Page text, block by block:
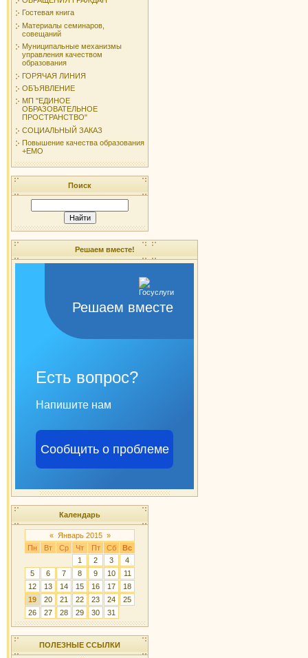
Гостевая книга
Материалы семинаров,
совещаний
Муниципальные механизмы
управления качеством
образования
ГОРЯЧАЯ ЛИНИЯ
ОБЪЯВЛЕНИЕ
МП "ЕДИНОЕ
ОБРАЗОВАТЕЛЬНОЕ
ПРОСТРАНСТВО"
СОЦИАЛЬНЫЙ ЗАКАЗ
Повышение качества образования
+ЕМО
Поиск
Решаем вместе!
Решаем вместе
Есть вопрос?
Напишите нам
Сообщить о проблеме
Календарь
« Январь 2015 »
Пн
Вт Ср Чт Пт Сб
Вс
1
2 3
4
5
6 7 8 9 10
11
12
13 14 15 16 17
18
19
20 21 22 23 24
25
26
27 28 29 30 31
ПОЛЕЗНЫЕ ССЫЛКИ